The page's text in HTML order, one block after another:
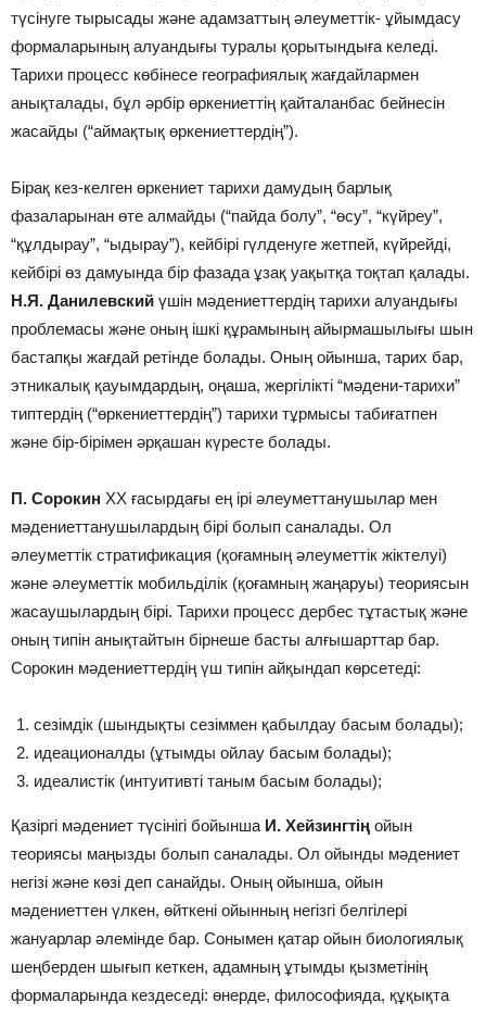
түсінуге тырысады және адамзаттың әлеуметтік- ұйымдасу
формаларының алуандығы туралы қорытындыға келеді.
Тарихи процесс көбінесе географиялық жағдайлармен
анықталады, бұл әрбір өркениеттің қайталанбас бейнесін
жасайды (“аймақтық өркениеттердің”).
Бірақ кез-келген өркениет тарихи дамудың барлық
фазаларынан өте алмайды (“пайда болу”, “өсу”, “күйреу”,
“құлдырау”, “ыдырау”), кейбірі гүлденуге жетпей, күйрейді,
кейбірі өз дамуында бір фазада ұзақ уақытқа тоқтап қалады.
Н.Я. Данилевский үшін мәдениеттердің тарихи алуандығы
проблемасы және оның ішкі құрамының айырмашылығы шын
бастапқы жағдай ретінде болады. Оның ойынша, тарих бар,
этникалық қауымдардың, оңаша, жергілікті “мәдени-тарихи”
типтердің (“өркениеттердің”) тарихи тұрмысы табиғатпен
және бір-бірімен әрқашан күресте болады.
П. Сорокин ХХ ғасырдағы ең ірі әлеуметтанушылар мен
мәдениеттанушылардың бірі болып саналады. Ол
әлеуметтік стратификация (қоғамның әлеуметтік жіктелуі)
және әлеуметтік мобильділік (қоғамның жаңаруы) теориясын
жасаушылардың бірі. Тарихи процесс дербес тұтастық және
оның типін анықтайтын бірнеше басты алғышарттар бар.
Сорокин мәдениеттердің үш типін айқындап көрсетеді:
сезімдік (шындықты сезіммен қабылдау басым болады);
идеационалды (ұтымды ойлау басым болады);
идеалистік (интуитивті таным басым болады);
Қазіргі мәдениет түсінігі бойынша И. Хейзингтің ойын
теориясы маңызды болып саналады. Ол ойынды мәдениет
негізі және көзі деп санайды. Оның ойынша, ойын
мәдениеттен үлкен, өйткені ойынның негізгі белгілері
жануарлар әлемінде бар. Сонымен қатар ойын биологиялық
шеңберден шығып кеткен, адамның ұтымды қызметінің
формаларында кездеседі: өнерде, философияда, құқықта